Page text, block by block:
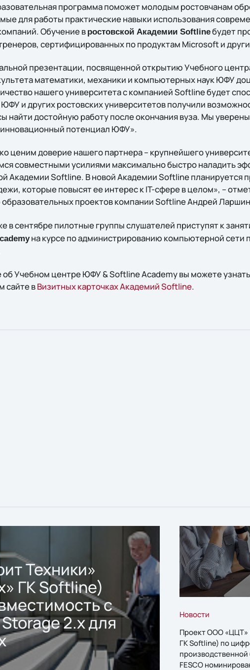
программа поможет молодым ростовчанам
для работы практические навыки использования
Обучение в ростовской Академии Softlineбудет
сертифицированных по продуктам Microsoft и
презентации, посвященной открытию Учебного
математики, механики и компьютерных наук ЮФУ
нашего университета с компанией Softline будет
и других ростовских университетов получили
найти достойную работу после окончания вуза. Мы
потенциал ЮФУ».
ценим доверие нашего партнера – крупнейшего
совместными усилиями максимально быстро наладить
Академии Softline. В новой Академии Softline планируется
которые повысят ее интерес к IT-сфере в целом», –
проектов компании Softline Андрей
в сентябре пилотные группы слушателей приступят к
на курсе по администрированию компьютерной сети
Учебном центре ЮФУ & Softline Academy вы можете
сайте вВизитных карточках Академий Softline.
Техники»
ГК Softline)
с
2.x для
Новости
Проект ООО «ЦЦТ»
ГК Softline) по
производственной
FESCO